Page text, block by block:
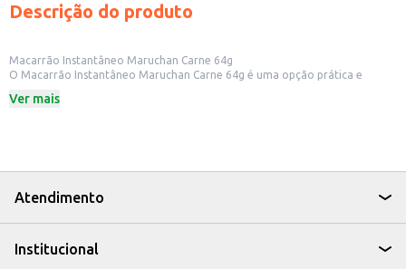
Descrição do produto
Macarrão Instantâneo Maruchan Carne 64g
O Macarrão Instantâneo Maruchan Carne 64g é uma opção prática e
para quem tem pouco tempo, este macarrão é perfeito para ter sempre à
Adicione outros ingredientes como legumes, carnes ou ovos para
personalizar seu prato.
Ideal para quem busca praticidade sem abrir mão do sabor.
Ver mais
Atendimento
Institucional